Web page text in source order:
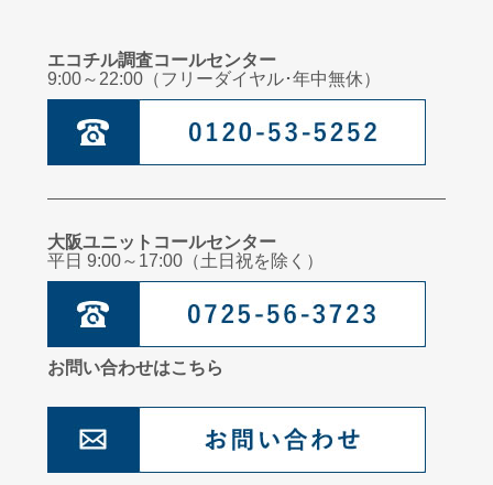
エコチル調査コールセンター
9:00～22:00（フリーダイヤル･年中無休）
大阪ユニットコールセンター
平日 9:00～17:00（土日祝を除く）
お問い合わせはこちら